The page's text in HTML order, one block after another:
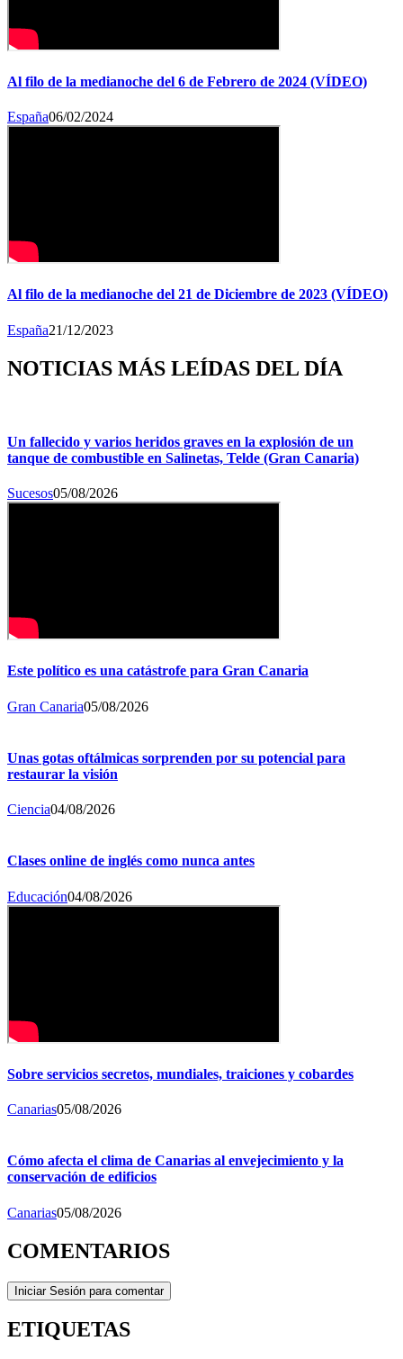
Al filo de la medianoche del 6 de Febrero de 2024 (VÍDEO)
España06/02/2024
Al filo de la medianoche del 21 de Diciembre de 2023 (VÍDEO)
España21/12/2023
NOTICIAS MÁS LEÍDAS DEL DÍA
Un fallecido y varios heridos graves en la explosión de un
tanque de combustible en Salinetas, Telde (Gran Canaria)
Sucesos05/08/2026
Este político es una catástrofe para Gran Canaria
Gran Canaria05/08/2026
Unas gotas oftálmicas sorprenden por su potencial para
restaurar la visión
Ciencia04/08/2026
Clases online de inglés como nunca antes
Educación04/08/2026
Sobre servicios secretos, mundiales, traiciones y cobardes
Canarias05/08/2026
Cómo afecta el clima de Canarias al envejecimiento y la
conservación de edificios
Canarias05/08/2026
COMENTARIOS
Iniciar Sesión para comentar
ETIQUETAS